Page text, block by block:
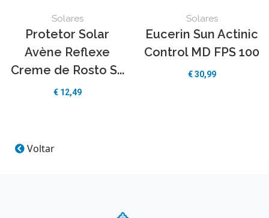
Solares
Protetor Solar
Avène Reflexe
Creme de Rosto S...
€ 12,49
Solares
Eucerin Sun Actinic
Control MD FPS 100
€30,99
Voltar